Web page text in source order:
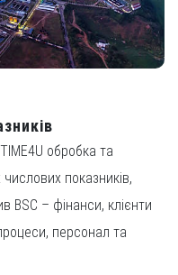
обробка та
показників,
BSC – фінанси, клієнти
персонал та